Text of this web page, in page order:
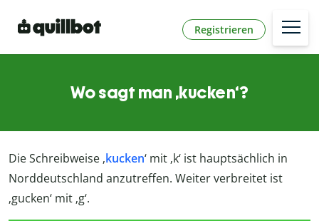
Registrieren
Wo sagt man ‚kucken‘?
Die Schreibweise ‚kucken‘ mit ‚k‘ ist hauptsächlich in
Norddeutschland anzutreffen. Weiter verbreitet ist
‚gucken‘ mit ‚g‘.